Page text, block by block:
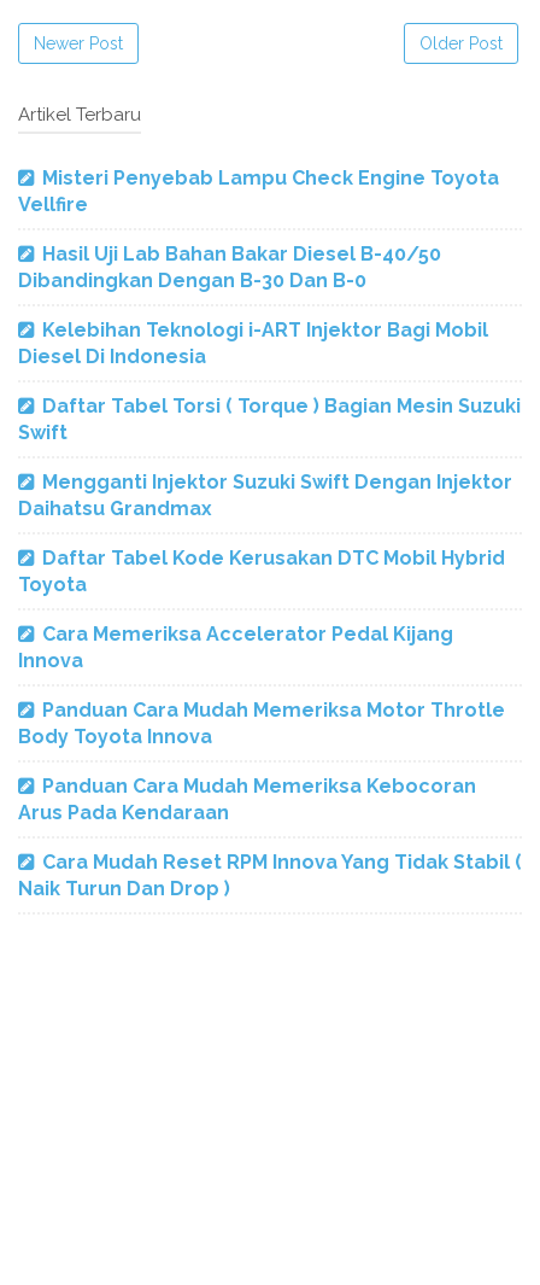
Newer Post Older Post
Artikel Terbaru
Misteri Penyebab Lampu Check Engine Toyota
Vellfire
Hasil Uji Lab Bahan Bakar Diesel B-40/50
Dibandingkan Dengan B-30 Dan B-0
Kelebihan Teknologi i-ART Injektor Bagi Mobil
Diesel Di Indonesia
Daftar Tabel Torsi ( Torque ) Bagian Mesin Suzuki
Swift
Mengganti Injektor Suzuki Swift Dengan Injektor
Daihatsu Grandmax
Daftar Tabel Kode Kerusakan DTC Mobil Hybrid
Toyota
Cara Memeriksa Accelerator Pedal Kijang
Innova
Panduan Cara Mudah Memeriksa Motor Throtle
Body Toyota Innova
Panduan Cara Mudah Memeriksa Kebocoran
Arus Pada Kendaraan
Cara Mudah Reset RPM Innova Yang Tidak Stabil (
Naik Turun Dan Drop )